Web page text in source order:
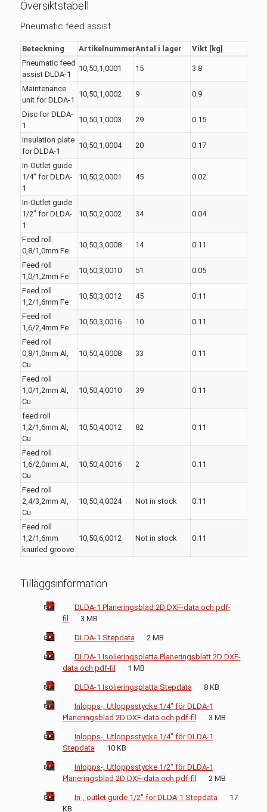
Översiktstabell
Pneumatic feed assist
Beteckning ArtikelnummerAntal i lager
Vikt [kg]
Pneumatic feed
assist DLDA-1
10,50,1,0001 15 3.8
Maintenance
unit for DLDA-1
10,50,1,0002 9 0.9
Disc for DLDA-
1
10,50,1,0003 29 0.15
Insulation plate
for DLDA-1
10,50,1,0004 20 0.17
In-Outlet guide
1/4" for DLDA-
1
10,50,2,0001 45 0.02
In-Outlet guide
1/2" for DLDA-
1
10,50,2,0002 34 0.04
Feed roll
0,8/1,0mm Fe
10,50,3,0008 14 0.11
Feed roll
1,0/1,2mm Fe
10,50,3,0010 51 0.05
Feed roll
1,2/1,6mm Fe
10,50,3,0012 45 0.11
Feed roll
1,6/2,4mm Fe
10,50,3,0016 10 0.11
Feed roll
0,8/1,0mm Al,
Cu
10,50,4,0008 33 0.11
Feed roll
1,0/1,2mm Al,
Cu
10,50,4,0010 39 0.11
feed roll
1,2/1,6mm Al,
Cu
10,50,4,0012 82 0.11
Feed roll
1,6/2,0mm Al,
Cu
10,50,4,0016 2 0.11
Feed roll
2,4/3,2mm Al,
Cu
10,50,4,0024 Not in stock 0.11
Feed roll
1,2/1,6mm
knurled groove
10,50,6,0012 Not in stock 0.11
Tilläggsinformation
DLDA-1 Planeringsblad 2D DXF-data och pdf-
fil
3 MB
DLDA-1 Stepdata 2 MB
DLDA-1 Isolieringsplatta Planeringsblatt 2D DXF-
data och pdf-fil
1 MB
DLDA-1 Isolieringsplatta Stepdata 8 KB
Inlopps-, Utloppsstycke 1/4" för DLDA-1
Planeringsblad 2D DXF-data och pdf-fil
3 MB
Inlopps-, Utloppsstycke 1/4" för DLDA-1
Stepdata
10 KB
Inlopps-, Utloppsstycke 1/2" för DLDA-1
Planeringsblad 2D DXF-data och pdf-fil
2 MB
In-, outlet guide 1/2" for DLDA-1 Stepdata
17
KB